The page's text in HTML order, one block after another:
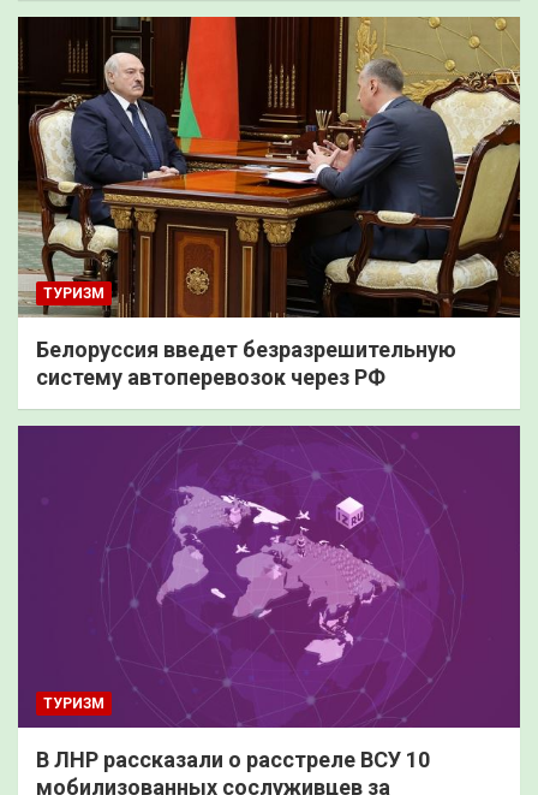
ТУРИЗМ
Белоруссия введет безразрешительную
систему автоперевозок через РФ
ТУРИЗМ
В ЛНР рассказали о расстреле ВСУ 10
мобилизованных сослуживцев за